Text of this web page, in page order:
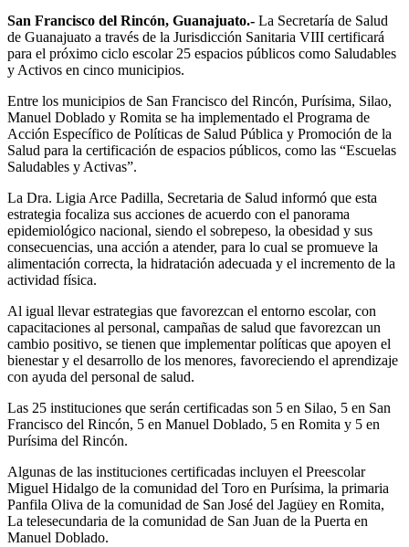
San Francisco del Rincón, Guanajuato.- La Secretaría de Salud
de Guanajuato a través de la Jurisdicción Sanitaria VIII certificará
para el próximo ciclo escolar 25 espacios públicos como Saludables
y Activos en cinco municipios.
Entre los municipios de San Francisco del Rincón, Purísima, Silao,
Manuel Doblado y Romita se ha implementado el Programa de
Acción Específico de Políticas de Salud Pública y Promoción de la
Salud para la certificación de espacios públicos, como las “Escuelas
Saludables y Activas”.
La Dra. Ligia Arce Padilla, Secretaria de Salud informó que esta
estrategia focaliza sus acciones de acuerdo con el panorama
epidemiológico nacional, siendo el sobrepeso, la obesidad y sus
consecuencias, una acción a atender, para lo cual se promueve la
alimentación correcta, la hidratación adecuada y el incremento de la
actividad física.
Al igual llevar estrategias que favorezcan el entorno escolar, con
capacitaciones al personal, campañas de salud que favorezcan un
cambio positivo, se tienen que implementar políticas que apoyen el
bienestar y el desarrollo de los menores, favoreciendo el aprendizaje
con ayuda del personal de salud.
Las 25 instituciones que serán certificadas son 5 en Silao, 5 en San
Francisco del Rincón, 5 en Manuel Doblado, 5 en Romita y 5 en
Purísima del Rincón.
Algunas de las instituciones certificadas incluyen el Preescolar
Miguel Hidalgo de la comunidad del Toro en Purísima, la primaria
Panfila Oliva de la comunidad de San José del Jagüey en Romita,
La telesecundaria de la comunidad de San Juan de la Puerta en
Manuel Doblado.